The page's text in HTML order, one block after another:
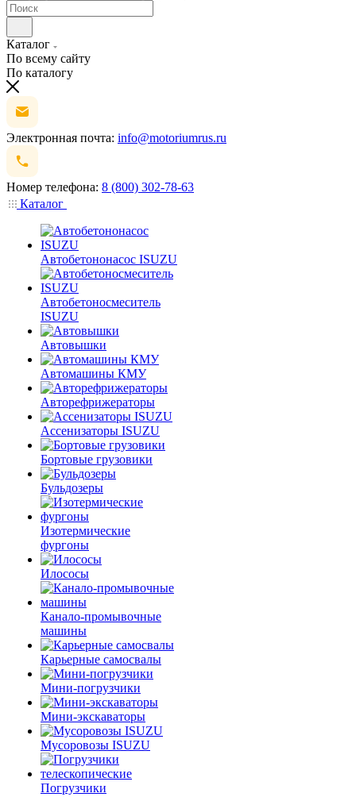
Каталог
По всему сайту
По каталогу
Электронная почта: info@motoriumrus.ru
Номер телефона: 8 (800) 302-78-63
Каталог
Автобетононасос ISUZU
Автобетоносмеситель
ISUZU
Автовышки
Автомашины КМУ
Авторефрижераторы
Ассенизаторы ISUZU
Бортовые грузовики
Бульдозеры
Изотермические
фургоны
Илососы
Канало-промывочные
машины
Карьерные самосвалы
Мини-погрузчики
Мини-экскаваторы
Мусоровозы ISUZU
Погрузчики